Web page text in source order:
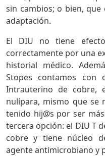
sin cambios; o bien,
adaptación.
El DIU no tiene
correctamente por una
historial médico.
Stopes contamos con
Intrauterino de cobre,
nulípara, mismo que se
tenido hij@s por ser
tercera opción: el DIU T
cobre y tiene núcleo
agente antimicrobiano y